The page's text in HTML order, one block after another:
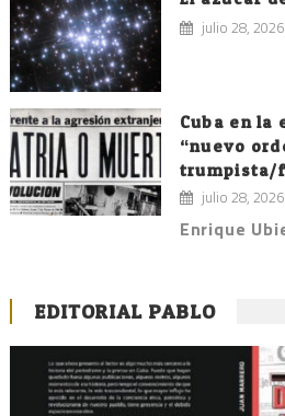
julio 28, 2026
Cuba en la
“nuevo
trumpista/
julio 28, 2026
Enrique
EDITORIAL PABLO